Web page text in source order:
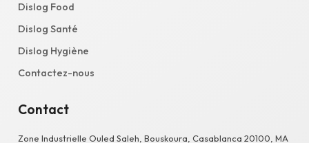
Dislog Food
Dislog Santé
Dislog Hygiène
Contactez-nous
Contact
Zone Industrielle Ouled Saleh, Bouskoura, Casablanca 20100, MA